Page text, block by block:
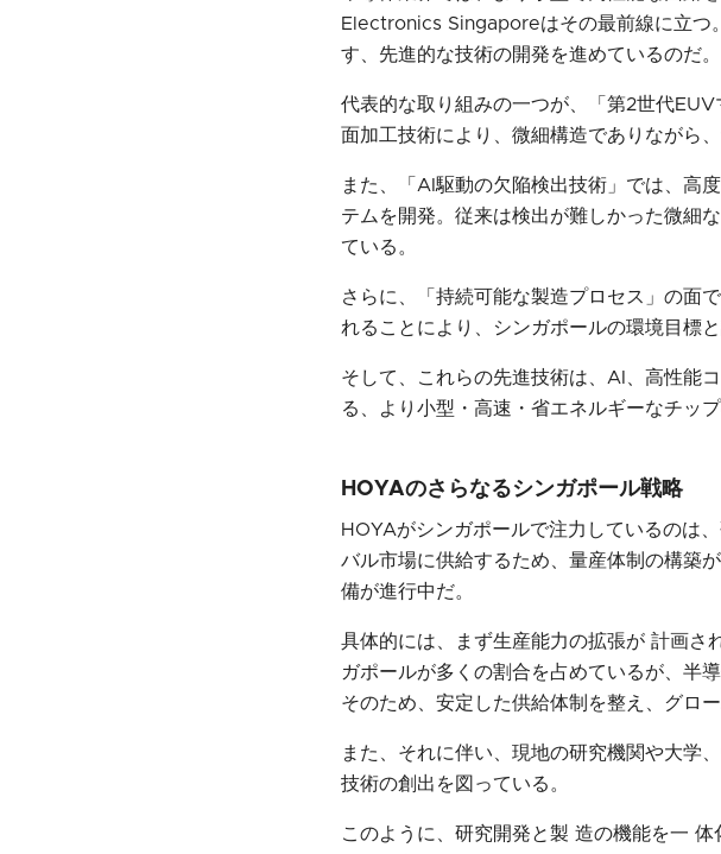
Electronics Singaporeはその最前線に立つ
す、先進的な技術の開発を進めているのだ。
代表的な取り組みの一つが、「第2世代
面加工技術により、微細構造でありながら
また、「AI駆動の欠陥検出技術」では、高
テムを開発。従来は検出が難しかった微細
ている。
さらに、「持続可能な製造プロセス」の面
れることにより、シンガポールの環境目標
そして、これらの先進技術は、AI、高性能
る、より小型・高速・省エネルギーなチッ
HOYAのさらなるシンガポール戦略
HOYAがシンガポールで注力しているのは
バル市場に供給するため、量産体制の構築
備が進行中だ。
具体的には、まず生産能力の拡張が 計画さ
ガポールが多くの割合を占めているが、半
そのため、安定した供給体制を整え、グロ
また、それに伴い、現地の研究機関や大学
技術の創出を図っている。
このように、研究開発と製 造の機能を一